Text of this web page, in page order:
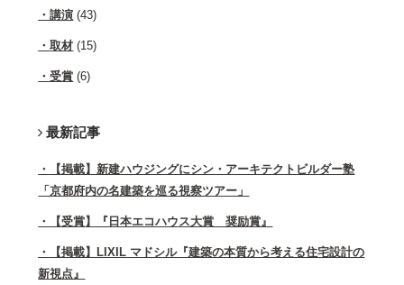
講演 (43)
取材 (15)
受賞 (6)
最新記事
【掲載】新建ハウジングにシン・アーキテクトビルダー塾
「京都府内の名建築を巡る視察ツアー」
【受賞】『日本エコハウス大賞 奨励賞』
【掲載】LIXIL マドシル『建築の本質から考える住宅設計の
新視点』